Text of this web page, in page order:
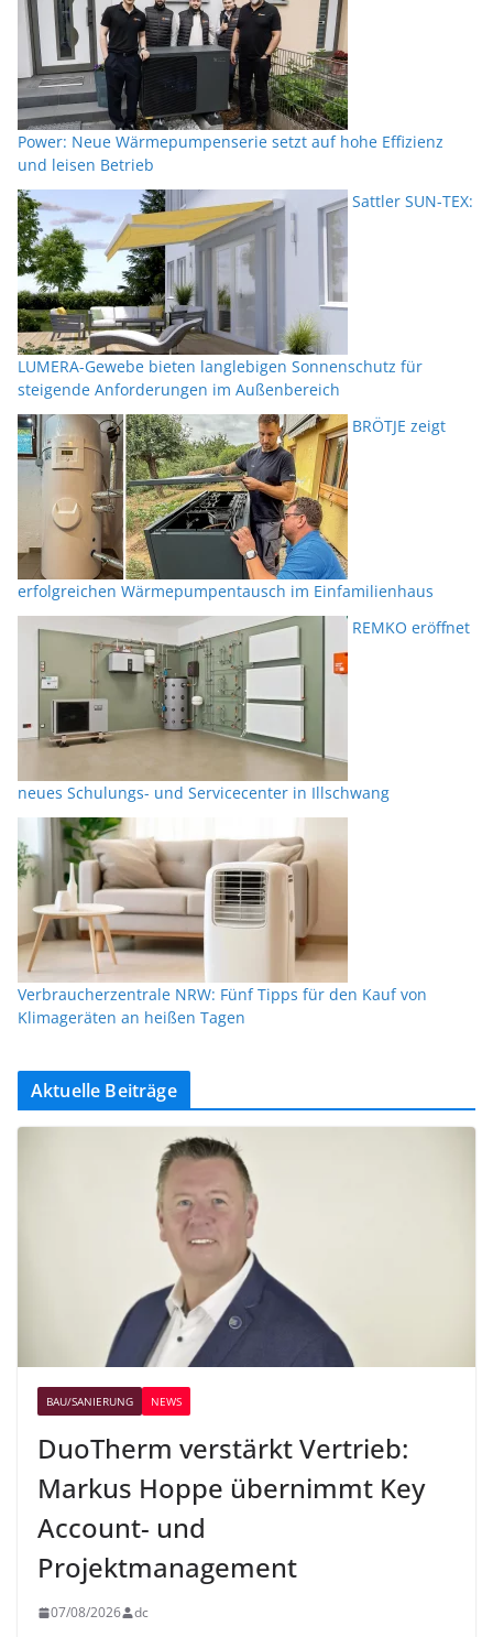
Power: Neue Wärmepumpenserie setzt auf hohe Effizienz
und leisen Betrieb
Sattler SUN-TEX:
LUMERA-Gewebe bieten langlebigen Sonnenschutz für
steigende Anforderungen im Außenbereich
BRÖTJE zeigt
erfolgreichen Wärmepumpentausch im Einfamilienhaus
REMKO eröffnet
neues Schulungs- und Servicecenter in Illschwang
Verbraucherzentrale NRW: Fünf Tipps für den Kauf von
Klimageräten an heißen Tagen
Aktuelle Beiträge
BAU/SANIERUNG NEWS
DuoTherm verstärkt Vertrieb:
Markus Hoppe übernimmt Key
Account- und
Projektmanagement
07/08/2026 dc